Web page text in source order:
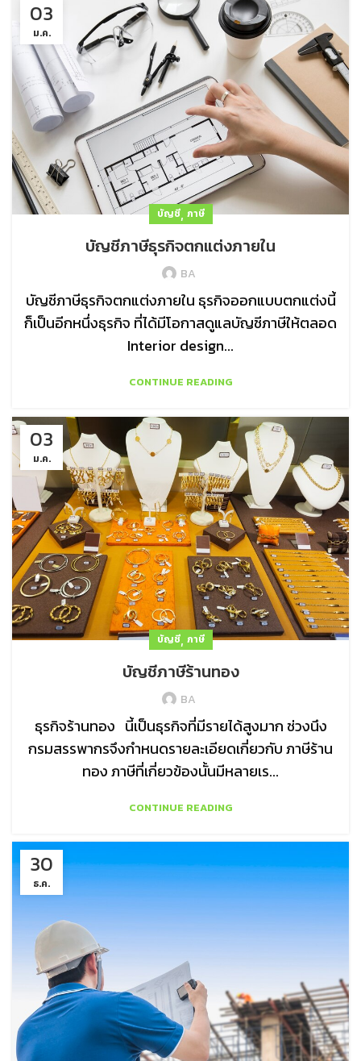
03
ม.ค.
บัญชี, ภาษี
บัญชีภาษีธุรกิจตกแต่งภายใน
BA
บัญชีภาษีธุรกิจตกแต่งภายใน ธุรกิจออกแบบตกแต่งนี้
ก็เป็นอีกหนึ่งธุรกิจ ที่ได้มีโอกาสดูแลบัญชีภาษีให้ตลอด
Interior design...
CONTINUE READING
03
ม.ค.
บัญชี, ภาษี
บัญชีภาษีร้านทอง
BA
ธุรกิจร้านทอง นี้เป็นธุรกิจที่มีรายได้สูงมาก ช่วงนึง
กรมสรรพากรจึงกำหนดรายละเอียดเกี่ยวกับ ภาษีร้าน
ทอง ภาษีที่เกี่ยวข้องนั้นมีหลายเร...
CONTINUE READING
30
ธ.ค.